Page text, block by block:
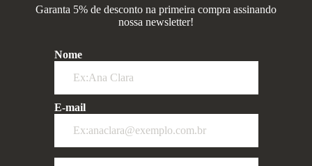
Garanta 5% de desconto na primeira compra assinando
nossa newsletter!
Nome
E-mail